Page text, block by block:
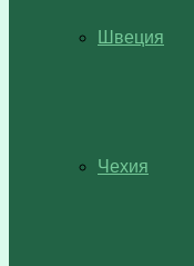
Швеция
Чехия